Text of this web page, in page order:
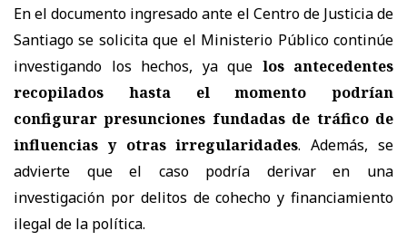
En el documento ingresado ante el Centro de Justicia de
Santiago se solicita que el Ministerio Público continúe
investigando los hechos, ya que los antecedentes
recopilados hasta el momento podrían
configurar presunciones fundadas de tráfico de
influencias y otras irregularidades. Además, se
advierte que el caso podría derivar en una
investigación por delitos de cohecho y financiamiento
ilegal de la política.